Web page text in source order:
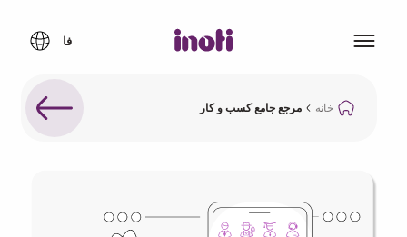
خانه مرجع جامع کسب و کار